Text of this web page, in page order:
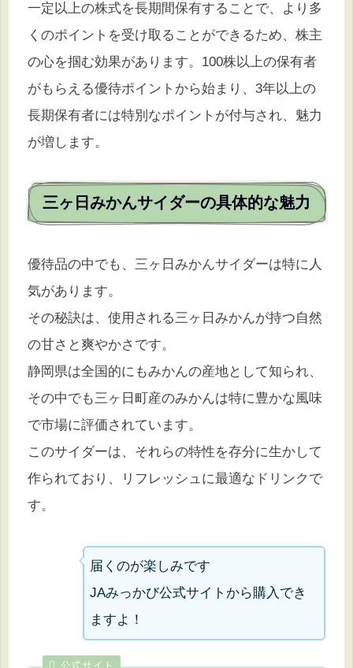
一定以上の株式を長期間保有することで、より多
くのポイントを受け取ることができるため、株主
の心を掴む効果があります。100株以上の保有者
がもらえる優待ポイントから始まり、3年以上の
長期保有者には特別なポイントが付与され、魅力
が増します。
三ヶ日みかんサイダーの具体的な魅力
優待品の中でも、三ヶ日みかんサイダーは特に人
気があります。
その秘訣は、使用される三ヶ日みかんが持つ自然
の甘さと爽やかさです。
静岡県は全国的にもみかんの産地として知られ、
その中でも三ヶ日町産のみかんは特に豊かな風味
で市場に評価されています。
このサイダーは、それらの特性を存分に生かして
作られており、リフレッシュに最適なドリンクで
す。
届くのが楽しみです
JAみっかび公式サイトから購入でき
ますよ！